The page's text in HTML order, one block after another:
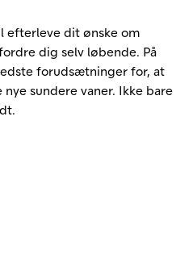
efterleve dit ønske om
dig selv løbende. På
forudsætninger for, at
sundere vaner. Ikke bare